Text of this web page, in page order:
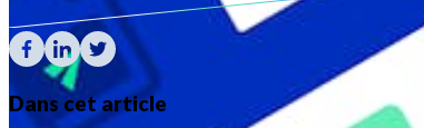
Dans cet article